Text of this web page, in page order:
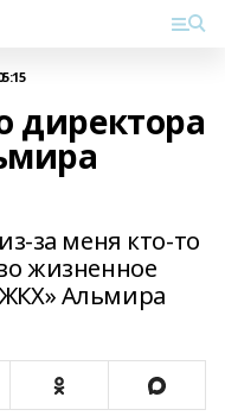
директора
за меня кто-то
жизненное
Альмира